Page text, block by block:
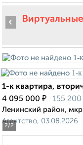
2/2
‹
1-к квартира,
4 095 000 ₽ 155 200
Ленинский район,
Агентство, 03.08.2026